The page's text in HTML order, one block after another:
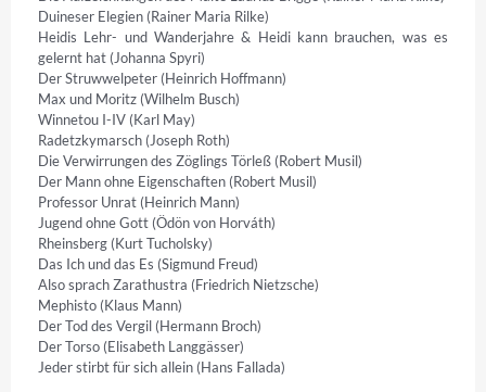
Duineser Elegien (Rainer Maria Rilke)
Heidis Lehr- und Wanderjahre & Heidi kann brauchen, was es
gelernt hat (Johanna Spyri)
Der Struwwelpeter (Heinrich Hoffmann)
Max und Moritz (Wilhelm Busch)
Winnetou I-IV (Karl May)
Radetzkymarsch (Joseph Roth)
Die Verwirrungen des Zöglings Törleß (Robert Musil)
Der Mann ohne Eigenschaften (Robert Musil)
Professor Unrat (Heinrich Mann)
Jugend ohne Gott (Ödön von Horváth)
Rheinsberg (Kurt Tucholsky)
Das Ich und das Es (Sigmund Freud)
Also sprach Zarathustra (Friedrich Nietzsche)
Mephisto (Klaus Mann)
Der Tod des Vergil (Hermann Broch)
Der Torso (Elisabeth Langgässer)
Jeder stirbt für sich allein (Hans Fallada)